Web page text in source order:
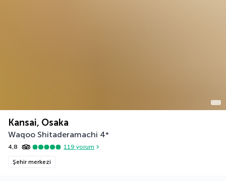
Kansai, Osaka
Waqoo Shitaderamachi 4*
4,8 119 yorum
Şehir merkezi